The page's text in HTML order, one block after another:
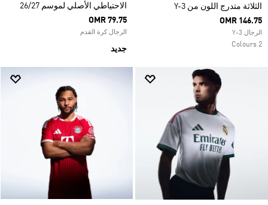
الثلاثة متدرج اللون من Y-3
OMR 146.75
الرجال Y-3
2 Colours
الاحتياطي الأصلي لموسم 26/27
OMR 79.75
الرجال كرة القدم
جديد